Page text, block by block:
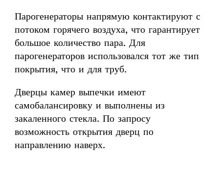
Парогенераторы напрямую контактируют с
потоком горячего воздуха, что гарантирует
большое количество пара. Для
парогенераторов использовался тот же тип
покрытия, что и для труб.
Дверцы камер выпечки имеют
самобалансировку и выполнены из
закаленного стекла. По запросу
возможность открытия дверц по
направлению наверх.